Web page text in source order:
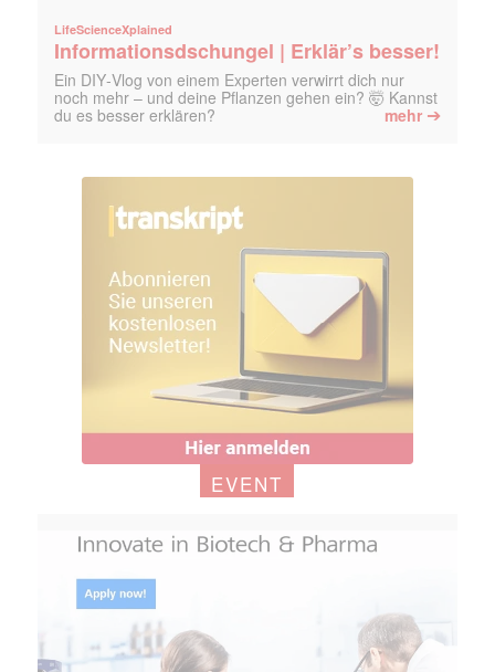
LifeScienceXplained
Informationsdschungel | Erklär’s besser!
Ein DIY‑Vlog von einem Experten verwirrt dich nur
noch mehr – und deine Pflanzen gehen ein? 🤯 Kannst
du es besser erklären?
mehr ➔
EVENT